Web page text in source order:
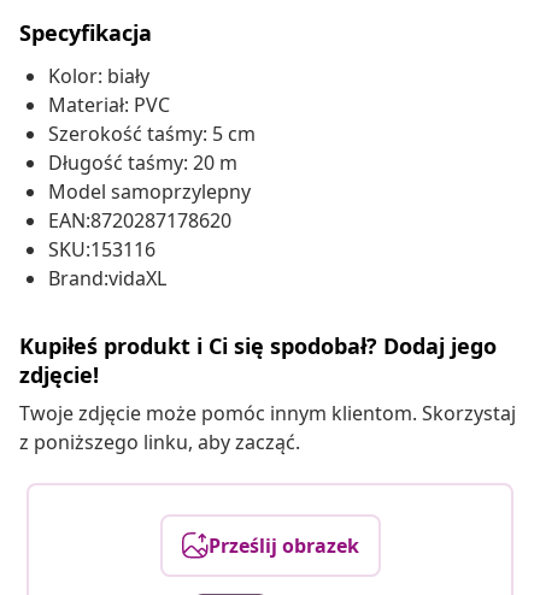
Specyfikacja
Kolor: biały
Materiał: PVC
Szerokość taśmy: 5 cm
Długość taśmy: 20 m
Model samoprzylepny
EAN:8720287178620
SKU:153116
Brand:vidaXL
Kupiłeś produkt i Ci się spodobał? Dodaj jego
zdjęcie!
Twoje zdjęcie może pomóc innym klientom. Skorzystaj
z poniższego linku, aby zacząć.
Prześlij obrazek